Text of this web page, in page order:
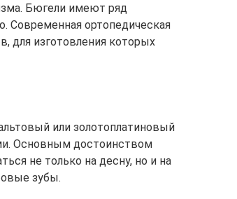
Бюгели имеют ряд
Современная ортопедическая
для изготовления которых
или золотоплатиновый
Основным достоинством
не только на десну, но и на
зубы.